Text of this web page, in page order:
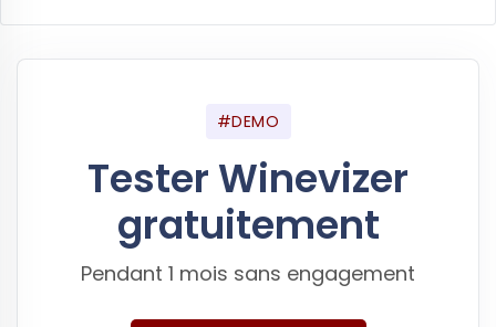
#DEMO
Tester Winevizer
gratuitement
Pendant 1 mois sans engagement